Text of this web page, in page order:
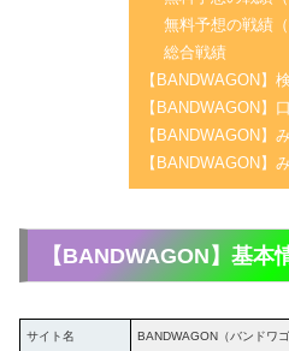
無料予想の戦績
総合戦績
【BANDWAGON】
【BANDWAGON】
【BANDWAGON】
【BANDWAGON】
【BANDWAGON】基本
サイト名 BANDWAGON（バンドワゴ